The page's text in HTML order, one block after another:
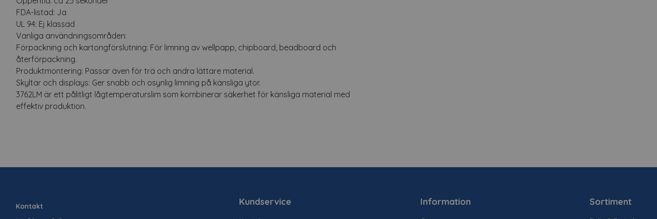
FDA-listad: Ja
UL 94: Ej klassad
Vanliga användningsområden:
Förpackning och kartongförslutning: För limning av wellpapp, chipboard, beadboard och
återförpackning.
Produktmontering: Passar även för trä och andra lättare material.
Skyltar och displays: Ger snabb och osynlig limning på känsliga ytor.
3762LM är ett pålitligt lågtemperaturslim som kombinerar säkerhet för känsliga material med
effektiv produktion.
Kontakt
Kundservice Information Sortiment